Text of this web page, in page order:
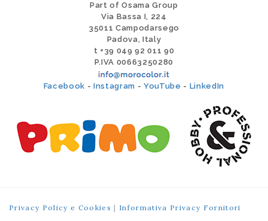
Part of Osama Group
Via Bassa I, 224
35011 Campodarsego
Padova, Italy
t +39 049 92 011 90
P.IVA 00663250280
Facebook -Instagram -YouTube - LinkedIn
Privacy Policy e Cookies | Informativa Privacy Fornitori